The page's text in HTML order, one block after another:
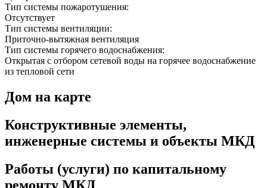
Тип системы пожаротушения:
Отсутствует
Тип системы вентиляции:
Приточно-вытяжная вентиляция
Тип системы горячего водоснабжения:
Открытая с отбором сетевой воды на горячее водоснабжение
из тепловой сети
Дом на карте
Конструктивные элементы,
инженерные системы и объекты МКД
Работы (услуги) по капитальному